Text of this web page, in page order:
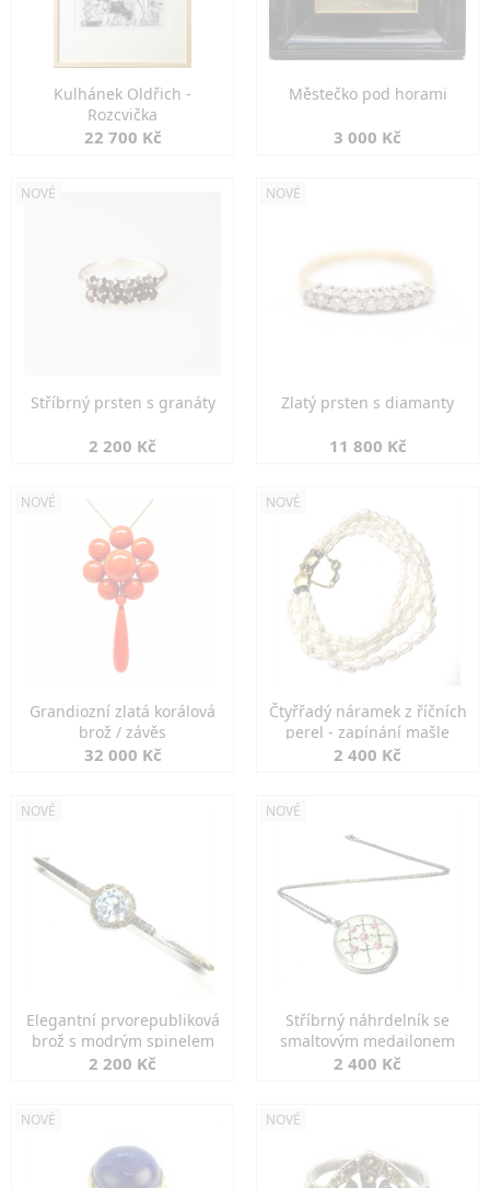
Kulhánek Oldřich -
Rozcvička
22 700 Kč
Městečko pod horami
3 000 Kč
NOVÉ
Stříbrný prsten s granáty
2 200 Kč
NOVÉ
Zlatý prsten s diamanty
11 800 Kč
NOVÉ
Grandiozní zlatá korálová
brož / závěs
32 000 Kč
NOVÉ
Čtyřřadý náramek z říčních
perel - zapínání mašle
2 400 Kč
NOVÉ
Elegantní prvorepubliková
brož s modrým spinelem
2 200 Kč
NOVÉ
Stříbrný náhrdelník se
smaltovým medailonem
2 400 Kč
NOVÉ NOVÉ